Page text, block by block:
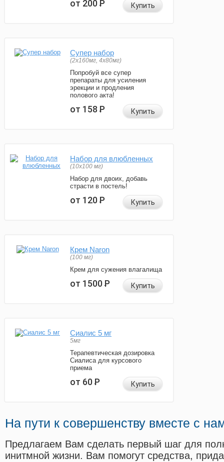
от 200Р Купить
Супер набор
(2х160мг, 4х80мг)
Попробуй все супер
препараты для усиления
эрекции и продления
полового акта!
от 158Р Купить
Набор для влюбленных
(10х100 мг)
Набор для двоих, добавь
страсти в постель!
от 120Р Купить
Крем Naron
(100 мг)
Крем для сужения влагалища
от 1500Р Купить
Сиалис 5 мг
5мг
Терапевтическая дозировка
Сиалиса для курсового
приема
от 60Р Купить
На пути к совершенству вместе с
Предлагаем Вам сделать первый шаг для
инитмной жизни. Вам помогут средства,